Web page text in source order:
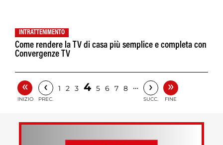
INTRATTENIMENTO
Come rendere la TV di casa più semplice e completa con
Convergenze TV
«
INIZIO
‹
PREC.
1 2 3 4 5 6 7 8 … ›
SUCC.
»
FINE